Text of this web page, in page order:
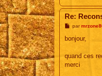
Re:
M
s
g
par
bonjour,
quand ces
merci